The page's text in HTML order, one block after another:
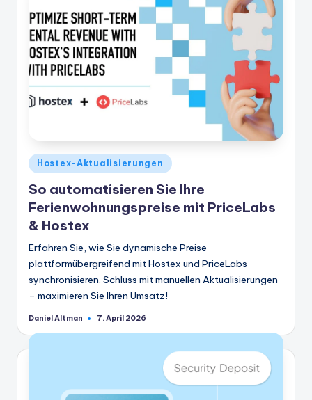
Veröffentlicht
in
Hostex-Aktualisierungen
So automatisieren Sie Ihre
Ferienwohnungspreise mit PriceLabs
& Hostex
Erfahren Sie, wie Sie dynamische Preise
plattformübergreifend mit Hostex und PriceLabs
synchronisieren. Schluss mit manuellen Aktualisierungen
– maximieren Sie Ihren Umsatz!
Geschrieben
Daniel Altman 7. April 2026